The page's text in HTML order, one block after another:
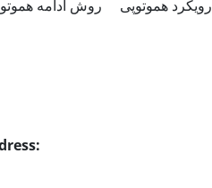
رویکرد هموتوپی روش ادامه